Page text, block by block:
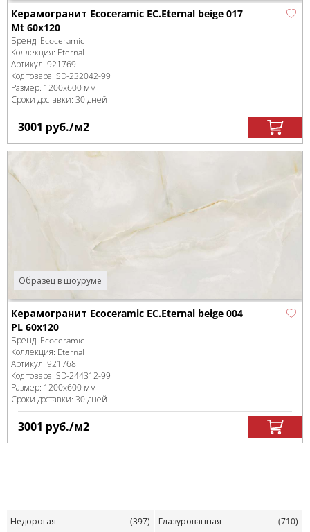
Керамогранит Ecoceramic EC.Eternal beige 017
Mt 60x120
Бренд: Ecoceramic
Коллекция: Eternal
Артикул: 921769
Код товара: SD-232042-99
Размер: 1200x600 мм
Сроки доставки: 30 дней
3001 руб./м2
Образец в шоуруме
Керамогранит Ecoceramic EC.Eternal beige 004
PL 60x120
Бренд: Ecoceramic
Коллекция: Eternal
Артикул: 921768
Код товара: SD-244312-99
Размер: 1200x600 мм
Сроки доставки: 30 дней
3001 руб./м2
Недорогая (397) Глазурованная
(710)